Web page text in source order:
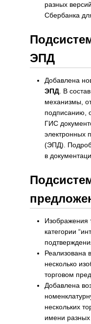
разных
Сбербанка
ЭПД
Добавлена
ЭПД . В
механизмы,
подписанию,
ГИС
электронных
(ЭПД).
в
Изображения
категории
Реализована
несколько
торговом
Добавлена
нескольких
имени разных